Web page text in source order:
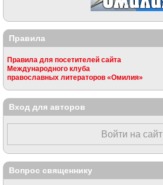
Правила
Правила для посетителей сайта
Международного клуба
православных литераторов «Омилия»
Вход для авторов
Войти на сайт
Вопрос священнику